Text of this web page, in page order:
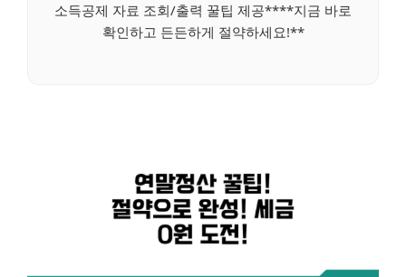
소득공제 자료 조회/출력 꿀팁 제공****지금 바로
확인하고 든든하게 절약하세요!**